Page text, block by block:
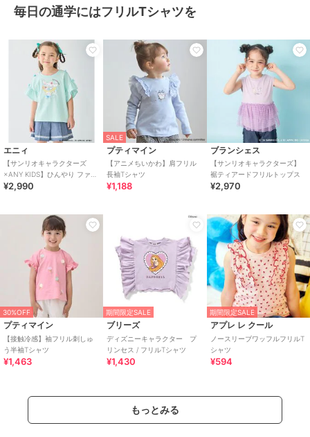
毎日の通学にはフリルTシャツを
エニィ
【サンリオキャラクターズ
×ANY KIDS】ひんやり ファン
シーフリル袖Tシャツ
¥2,990
SALE
プティマイン
【アニメちいかわ】肩フリル
長袖Tシャツ
¥1,188
ブランシェス
【サンリオキャラクターズ】
裾ティアードフリルトップス
¥2,970
30%OFF
プティマイン
【接触冷感】袖フリル刺しゅ
う半袖Tシャツ
¥1,463
期間限定SALE
ブリーズ
ディズニーキャラクター プ
リンセス / フリルTシャツ
¥1,430
期間限定SALE
アプレ レ クール
ノースリーブワッフルフリルT
シャツ
¥594
もっとみる